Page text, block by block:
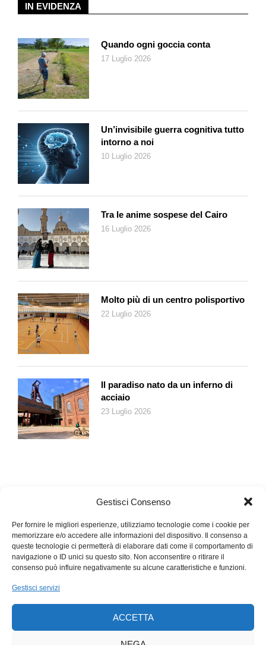
Gestisci Consenso
Per fornire le migliori esperienze, utilizziamo tecnologie come i cookie per
memorizzare e/o accedere alle informazioni del dispositivo. Il consenso a
queste tecnologie ci permetterà di elaborare dati come il comportamento di
navigazione o ID unici su questo sito. Non acconsentire o ritirare il
consenso può influire negativamente su alcune caratteristiche e funzioni.
Gestisci servizi
ACCETTA
IN EVIDENZA
Quando ogni goccia conta
17 Luglio 2026
Un’invisibile guerra cognitiva tutto
intorno a noi
10 Luglio 2026
Tra le anime sospese del Cairo
16 Luglio 2026
Molto più di un centro polisportivo
22 Luglio 2026
Il paradiso nato da un inferno di
acciaio
23 Luglio 2026